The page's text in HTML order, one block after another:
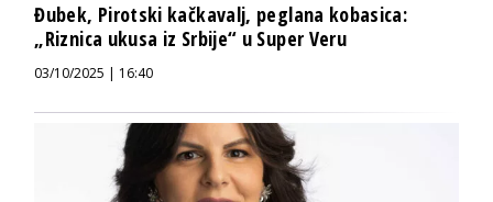
Đubek, Pirotski kačkavalj, peglana kobasica:
„Riznica ukusa iz Srbije“ u Super Veru
03/10/2025 | 16:40